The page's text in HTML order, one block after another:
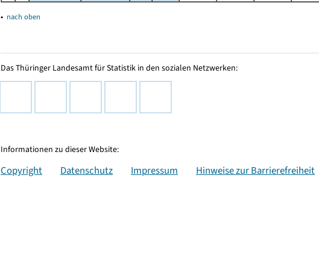
▴ nach oben
Das Thüringer Landesamt für Statistik in den sozialen Netzwerken:
Informationen zu dieser Website:
Copyright Datenschutz Impressum Hinweise zur Barrierefreiheit